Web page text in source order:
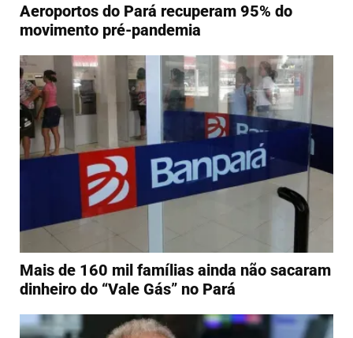
Aeroportos do Pará recuperam 95% do
movimento pré-pandemia
Mais de 160 mil famílias ainda não sacaram
dinheiro do “Vale Gás” no Pará